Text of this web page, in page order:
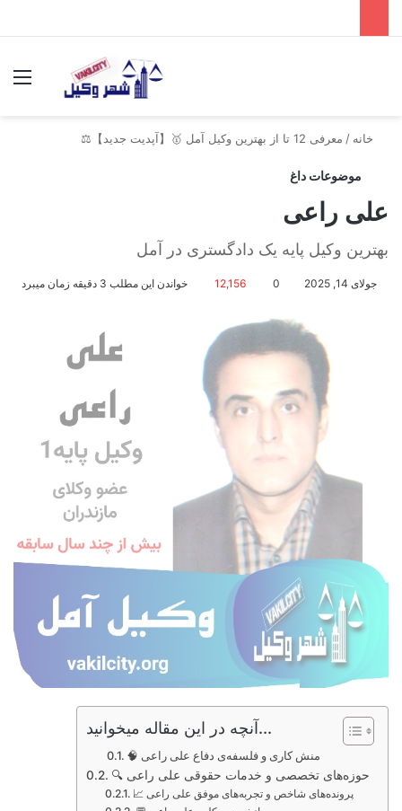
خانه / معرفی 12 تا از بهترین وکیل آمل 🥇【آپدیت جدید】⚖️
موضوعات داغ
علی راعی
بهترین وکیل پایه یک دادگستری در آمل
جولای 14, 2025 0
12,156 خواندن این مطلب 3 دقیقه زمان میبرد
آنچه در این مقاله میخوانید...
🧠 منش کاری و فلسفه‌ی دفاع علی راعی
🔍 حوزه‌های تخصصی و خدمات حقوقی علی راعی
📈 پرونده‌های شاخص و تجربه‌های موفق علی راعی